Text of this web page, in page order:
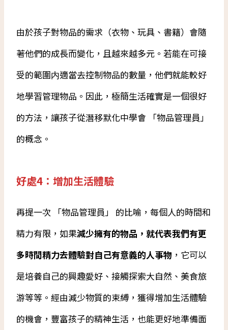
由於孩子對物品的需求（衣物、玩具、書籍）會隨
著他們的成長而變化，且越來越多元。若能在可接
受的範圍内適當去控制物品的數量，他們就能較好
地學習管理物品。因此，極簡生活確實是一個很好
的方法，讓孩子從潛移默化中學會 「物品管理員」
的概念。
好處4：增加生活體驗
再提一次 「物品管理員」 的比喻，每個人的時間和
精力有限，如果減少擁有的物品，就代表我們有更
多時間精力去體驗對自己有意義的人事物 ，它可以
是培養自己的興趣愛好、接觸探索大自然、美食旅
游等等。經由減少物質的束縛，獲得增加生活體驗
的機會，豐富孩子的精神生活，也能更好地準備面